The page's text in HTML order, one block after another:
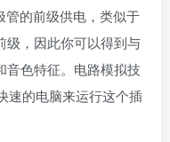
管的前级供电，类似于
级，因此你可以得到与
音色特征。电路模拟技
速的电脑来运行这个插